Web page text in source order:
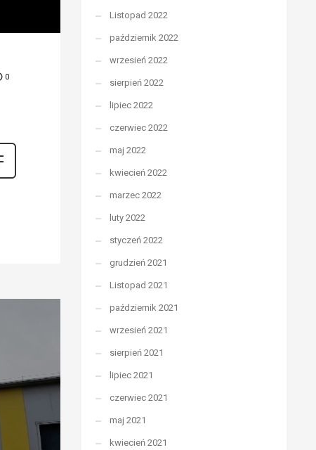
0
Listopad 2022
październik 2022
wrzesień 2022
sierpień 2022
lipiec 2022
czerwiec 2022
maj 2022
kwiecień 2022
marzec 2022
luty 2022
styczeń 2022
grudzień 2021
Listopad 2021
październik 2021
wrzesień 2021
sierpień 2021
lipiec 2021
czerwiec 2021
maj 2021
kwiecień 2021